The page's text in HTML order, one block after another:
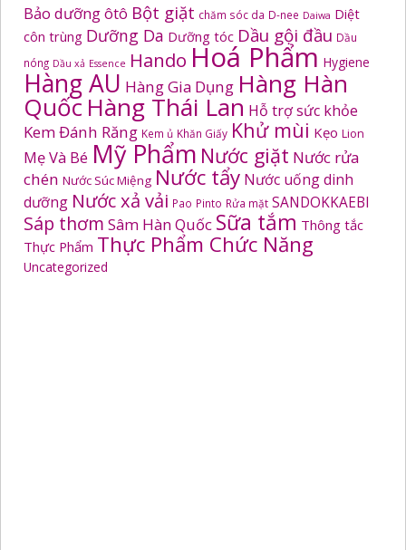
Bảo dưỡng ôtô Bột giặt chăm sóc da D-nee Daiwa Diệt
côn trùng Dưỡng Da Dưỡng tóc Dầu gội đầu Dầu
nóng Dầu xả Essence Hando Hoá Phẩm Hygiene
Hàng AU Hàng Gia Dụng Hàng Hàn
Quốc Hàng Thái Lan Hỗ trợ sức khỏe
Kem Đánh Răng Kem ủ Khăn Giấy Khử mùi Kẹo Lion
Mẹ Và Bé Mỹ Phẩm Nước giặt Nước rửa
chén Nước Súc Miệng Nước tẩy Nước uống dinh
dưỡng Nước xả vải Pao Pinto Rửa mặt SANDOKKAEBI
Sáp thơm Sâm Hàn Quốc Sữa tắm Thông tắc
Thực Phẩm Thực Phẩm Chức Năng
Uncategorized